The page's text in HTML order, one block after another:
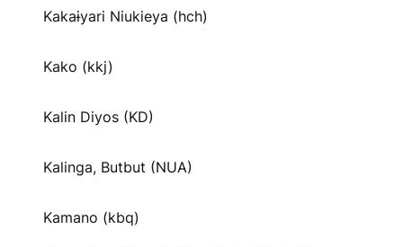
Kakaɨyari Niukieya (hch)
Kako (kkj)
Kalin Diyos (KD)
Kalinga, Butbut (NUA)
Kamano (kbq)